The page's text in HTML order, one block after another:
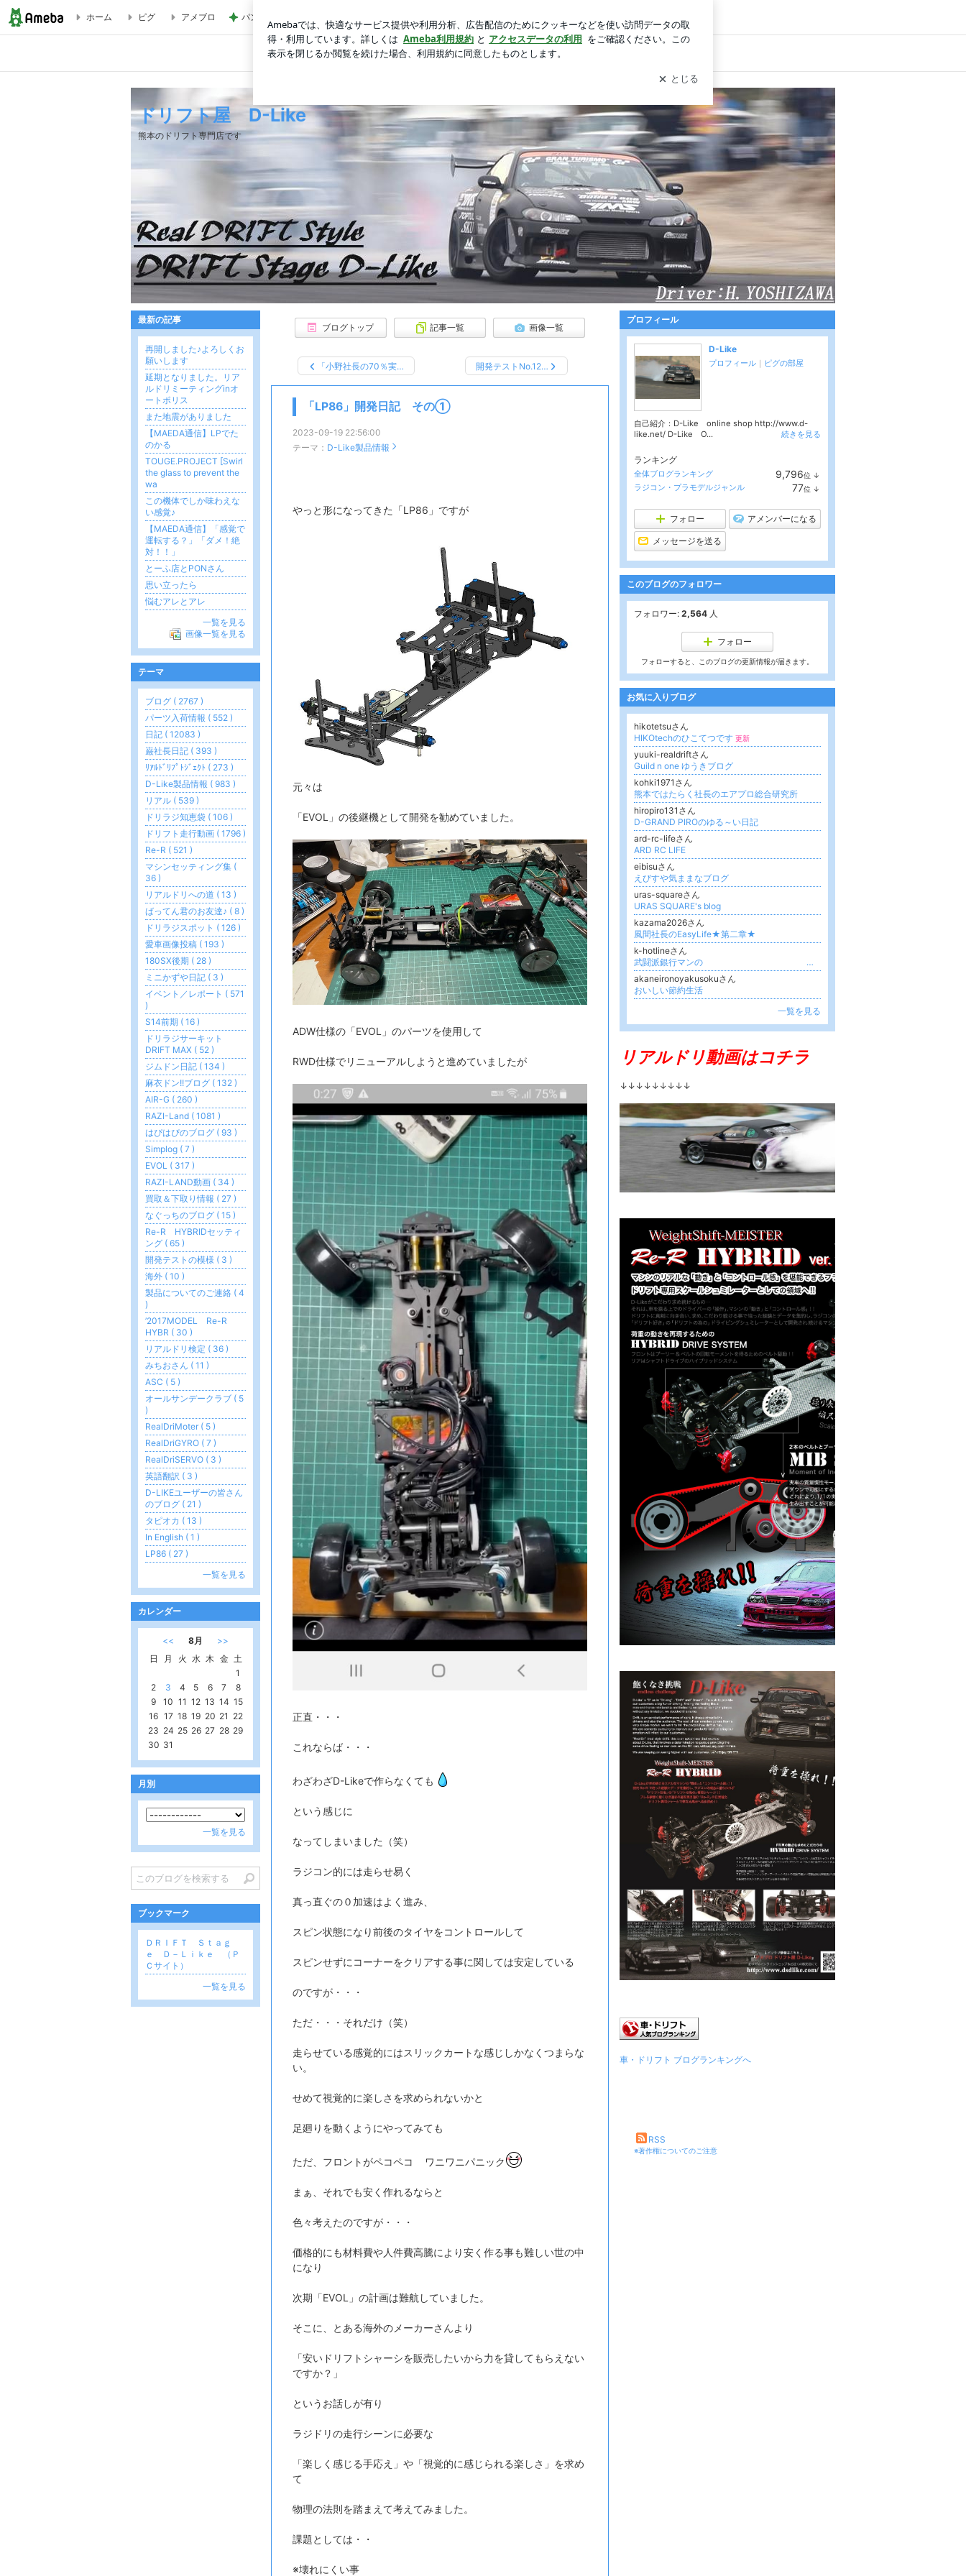
WORKS PROFILE BLOG Ameblo
ホーム ピグ アメブロ パン教室で娘と同じ症状で途中離脱 ログイン
ドリフト屋 D-Like
熊本のドリフト専門店です
ブログトップ 記事一覧 画像一覧
「小野社長の70％実… 開発テストNo.12…
「LP86」開発日記 その①
2023-09-19 22:56:00
テーマ： D-Like製品情報
やっと形になってきた「LP86」ですが
元々は
「EVOL」の後継機として開発を勧めていました。
ADW仕様の「EVOL」のパーツを使用して
RWD仕様でリニューアルしようと進めていましたが
正直・・・
これならば・・・
わざわざD-Likeで作らなくても
という感じに
なってしまいました（笑）
ラジコン的には走らせ易く
真っ直ぐの０加速はよく進み、
スピン状態になり前後のタイヤをコントロールして
スピンせずにコーナーをクリアする事に関しては安定している
のですが・・・
ただ・・・それだけ（笑）
走らせている感覚的にはスリックカートな感じしかなくつまらな
い。
せめて視覚的に楽しさを求められないかと
足廻りを動くようにやってみても
ただ、フロントがペコペコ ワニワニパニック
まぁ、それでも安く作れるならと
色々考えたのですが・・・
価格的にも材料費や人件費高騰により安く作る事も難しい世の中
になり
次期「EVOL」の計画は難航していました。
そこに、とある海外のメーカーさんより
「安いドリフトシャーシを販売したいから力を貸してもらえない
ですか？」
というお話しが有り
ラジドリの走行シーンに必要な
「楽しく感じる手応え」や「視覚的に感じられる楽しさ」を求め
て
物理の法則を踏まえて考えてみました。
課題としては・・
※壊れにくい事
プロフィール
D-Like
プロフィール ｜ ピグの部屋
自己紹介：D-Like online shop http://www.d-
like.net/ D-Like O...
続きを見る
ランキング
全体ブログランキング 9,796位 ↓
ン
ラジコン・プラモデルジャンル 77位 ↓
フォロー アメンバーになる
メッセージを送る
このブログのフォロワー
フォロワー: 2,564 人
フォロー
フォローすると、このブログの更新情報が届きます。
お気に入りブログ
hikotetsuさん
HIKOtechのひこてつです 更新
yuuki-realdriftさん
Guild n one ゆうきブログ
kohki1971さん
熊本ではたらく社長のエアプロ総合研究所
hiropiro131さん
D-GRAND PIROのゆる～い日記
ard-rc-lifeさん
ARD RC LIFE
eibisuさん
えびすや気ままなブログ
uras-squareさん
URAS SQUARE's blog
kazama2026さん
風間社長のEasyLife★第二章★
k-hotlineさん
武闘派銀行マンの 「潰してたまるか！お前の会社」
akaneironoyakusokuさん
おいしい節約生活
一覧を見る
リアルドリ動画はコチラ
↓↓↓↓↓↓↓↓↓
車・ドリフト ブログランキングへ
RSS
※著作権についてのご注意
最新の記事
再開しました♪よろしくお
願いします
延期となりました。リア
ルドリミーティングinオ
ートポリス
また地震がありました
【MAEDA通信】LPでた
のかる
TOUGE.PROJECT [Swirl
the glass to prevent the
wa
この機体でしか味わえな
い感覚♪
【MAEDA通信】「感覚で
運転する？」「ダメ！絶
対！！」
とーふ店とPONさん
思い立ったら
悩むアレとアレ
一覧を見る
画像一覧を見る
テーマ
ブログ ( 2767 )
パーツ入荷情報 ( 552 )
日記 ( 12083 )
巌社長日記 ( 393 )
ﾘｱﾙﾄﾞﾘﾌﾟﾄｼﾞｪｸﾄ ( 273 )
D-Like製品情報 ( 983 )
リアル ( 539 )
ドリラジ知恵袋 ( 106 )
ドリフト走行動画 ( 1796 )
Re-R ( 521 )
マシンセッティング集 (
36 )
リアルドリへの道 ( 13 )
ばってん君のお友達♪ ( 8 )
ドリラジスポット ( 126 )
愛車画像投稿 ( 193 )
180SX後期 ( 28 )
ミニかずや日記 ( 3 )
イベント／レポート ( 571
)
S14前期 ( 16 )
ドリラジサーキット
DRIFT MAX ( 52 )
ジムドン日記 ( 134 )
麻衣ドン!!ブログ ( 132 )
AIR-G ( 260 )
RAZI-Land ( 1081 )
はぴはぴのブログ ( 93 )
Simplog ( 7 )
EVOL ( 317 )
RAZI-LAND動画 ( 34 )
買取＆下取り情報 ( 27 )
なぐっちのブログ ( 15 )
Re-R HYBRIDセッティ
ング ( 65 )
開発テストの模様 ( 3 )
海外 ( 10 )
製品についてのご連絡 ( 4
)
’2017MODEL Re-R
HYBR ( 30 )
リアルドリ検定 ( 36 )
みちおさん ( 11 )
ASC ( 5 )
オールサンデークラブ ( 5
)
RealDriMoter ( 5 )
RealDriGYRO ( 7 )
RealDriSERVO ( 3 )
英語翻訳 ( 3 )
D-LIKEユーザーの皆さん
のブログ ( 21 )
タピオカ ( 13 )
In English ( 1 )
LP86 ( 27 )
一覧を見る
カレンダー
<< 8月
>>
日
月 火 水 木 金 土
1
2
3 4 5 6 7
8
9
10 11 12 13 14 15
16 17 18 19 20 21 22
23 24 25 26 27 28 29
30 31
月別
一覧を見る
ブックマーク
ＤＲＩＦＴ Ｓｔａｇ
ｅ Ｄ－Ｌｉｋｅ （Ｐ
Ｃサイト）
一覧を見る